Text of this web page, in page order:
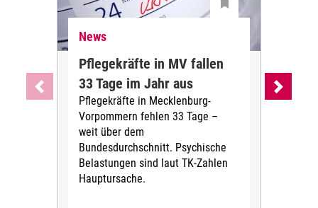
News
Pflegekräfte in MV fallen
33 Tage im Jahr aus
Pflegekräfte in Mecklenburg-
Vorpommern fehlen 33 Tage –
weit über dem
Bundesdurchschnitt. Psychische
Belastungen sind laut TK-Zahlen
Hauptursache.